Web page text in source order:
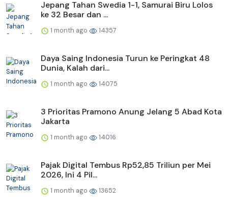
Jepang Tahan Swedia 1-1, Samurai Biru Lolos
ke 32 Besar dan ...
1 month ago 14357
Daya Saing Indonesia Turun ke Peringkat 48
Dunia, Kalah dari...
1 month ago 14075
3 Prioritas Pramono Anung Jelang 5 Abad Kota
Jakarta
1 month ago 14016
Pajak Digital Tembus Rp52,85 Triliun per Mei
2026, Ini 4 Pil...
1 month ago 13652